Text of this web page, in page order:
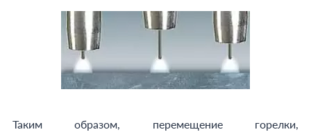
Таким образом, перемещение горелки,